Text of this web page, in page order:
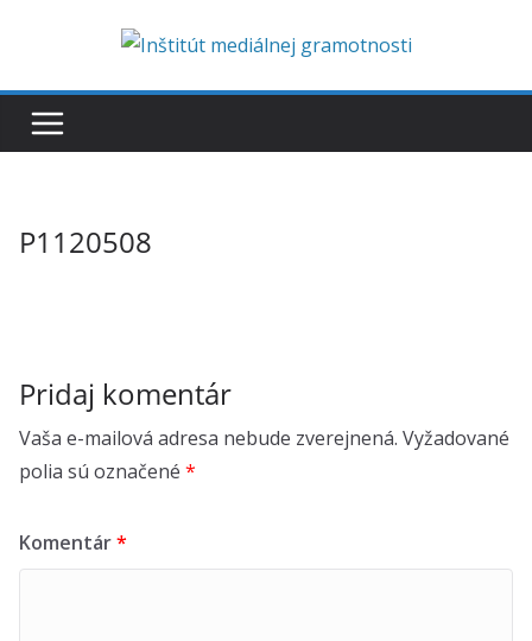
P1120508
Pridaj komentár
Vaša e-mailová adresa nebude zverejnená. Vyžadované
polia sú označené *
Komentár*